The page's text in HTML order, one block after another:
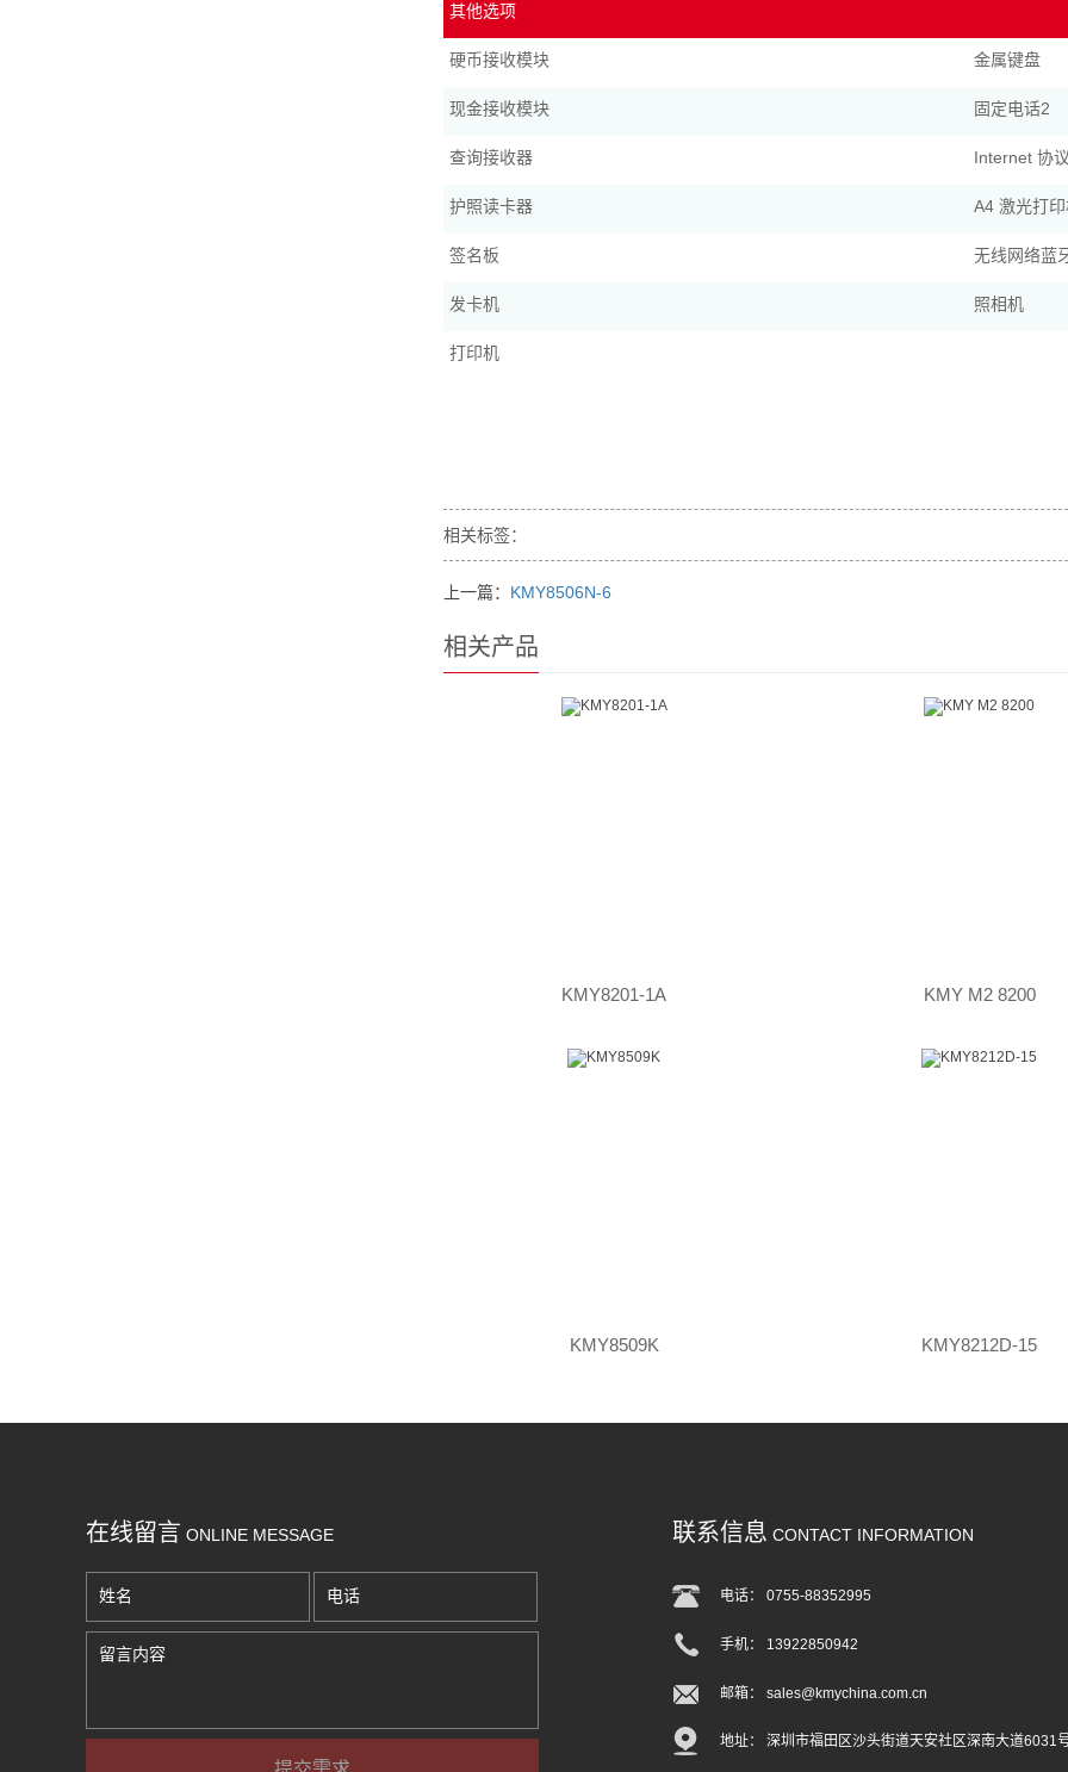
其他选项
硬币接收模块 金属键盘
现金接收模块 固定电话2
查询接收器 Internet 协
护照读卡器 A4 激光打
签名板 无线网络蓝
发卡机 照相机
打印机
相关标签：
上一篇： KMY8506N-6
相关产品
KMY8201-1A KMY M2 8200
KMY8509K KMY8212D-15
在线留言 ONLINE MESSAGE 联系信息 CONTACT INFORMATION
电话： 0755-88352995
手机： 13922850942
邮箱： sales@kmychina.com.cn
地址： 深圳市福田区沙头街道天安社区深南大道6031